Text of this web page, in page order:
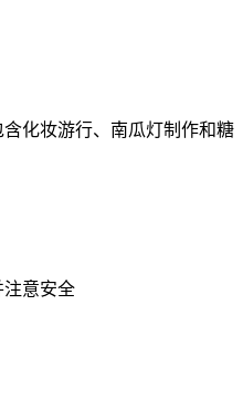
化妆游行、南瓜灯制作和糖
注意安全